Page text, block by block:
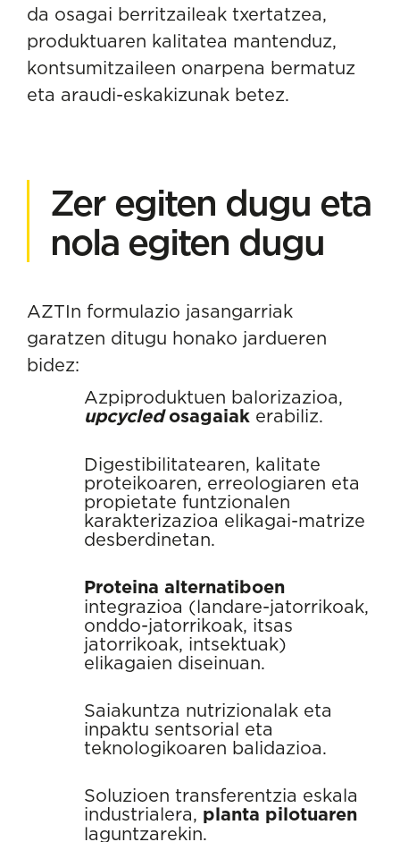
da osagai berritzaileak txertatzea,
produktuaren kalitatea mantenduz,
kontsumitzaileen onarpena bermatuz
eta araudi-eskakizunak betez.
Zer egiten dugu eta
nola egiten dugu
AZTIn formulazio jasangarriak
garatzen ditugu honako jardueren
bidez:
Azpiproduktuen balorizazioa,
upcycledosagaiak erabiliz.
Digestibilitatearen, kalitate
proteikoaren, erreologiaren eta
propietate funtzionalen
karakterizazioa elikagai-matrize
desberdinetan.
Proteina alternatiboen
integrazioa (landare-jatorrikoak,
onddo-jatorrikoak, itsas
jatorrikoak, intsektuak)
elikagaien diseinuan.
Saiakuntza nutrizionalak eta
inpaktu sentsorial eta
teknologikoaren balidazioa.
Soluzioen transferentzia eskala
industrialera, planta pilotuaren
laguntzarekin.